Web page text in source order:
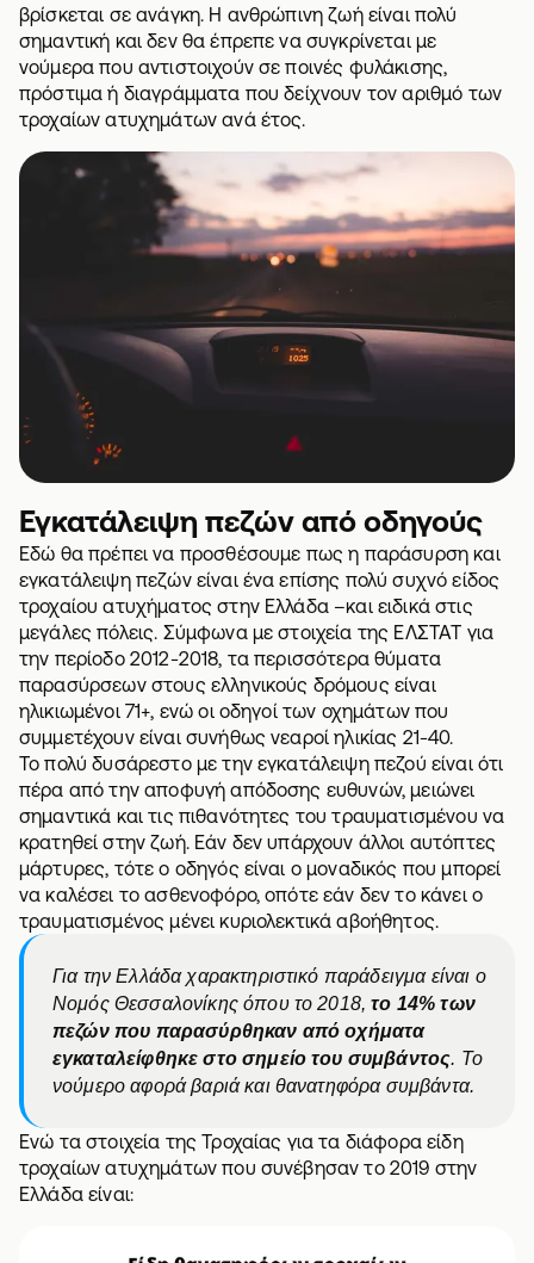
βρίσκεται σε ανάγκη. Η ανθρώπινη ζωή είναι πολύ
σημαντική και δεν θα έπρεπε να συγκρίνεται με
νούμερα που αντιστοιχούν σε ποινές φυλάκισης,
πρόστιμα ή διαγράμματα που δείχνουν τον αριθμό των
τροχαίων ατυχημάτων ανά έτος. ‌‌
Εγκατάλειψη πεζών από οδηγούς
Εδώ θα πρέπει να προσθέσουμε πως η παράσυρση και
εγκατάλειψη πεζών είναι ένα επίσης πολύ συχνό είδος
τροχαίου ατυχήματος στην Ελλάδα –και ειδικά στις
μεγάλες πόλεις. Σύμφωνα με στοιχεία της ΕΛΣΤΑΤ για
την περίοδο 2012-2018, τα περισσότερα θύματα
παρασύρσεων στους ελληνικούς δρόμους είναι
ηλικιωμένοι 71+, ενώ οι οδηγοί των οχημάτων που
συμμετέχουν είναι συνήθως νεαροί ηλικίας 21-40.
Το πολύ δυσάρεστο με την εγκατάλειψη πεζού είναι ότι
πέρα από την αποφυγή απόδοσης ευθυνών, μειώνει
σημαντικά και τις πιθανότητες του τραυματισμένου να
κρατηθεί στην ζωή. Εάν δεν υπάρχουν άλλοι αυτόπτες
μάρτυρες, τότε ο οδηγός είναι ο μοναδικός που μπορεί
να καλέσει το ασθενοφόρο, οπότε εάν δεν το κάνει ο
τραυματισμένος μένει κυριολεκτικά αβοήθητος.
Για την Ελλάδα χαρακτηριστικό παράδειγμα είναι ο
Νομός Θεσσαλονίκης όπου το 2018,το 14% των
πεζών που παρασύρθηκαν από οχήματα
εγκαταλείφθηκε στο σημείο του συμβάντος. Το
νούμερο αφορά βαριά και θανατηφόρα συμβάντα.
Ενώ τα στοιχεία της Τροχαίας για τα διάφορα είδη
τροχαίων ατυχημάτων που συνέβησαν το 2019 στην
Ελλάδα είναι: